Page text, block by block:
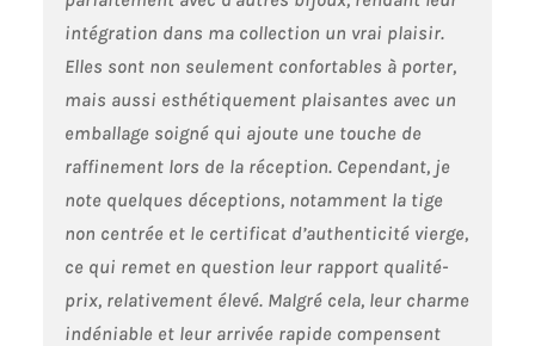
intégration dans ma collection un vrai plaisir.
Elles sont non seulement confortables à porter,
mais aussi esthétiquement plaisantes avec un
emballage soigné qui ajoute une touche de
raffinement lors de la réception. Cependant, je
note quelques déceptions, notamment la tige
non centrée et le certificat d’authenticité vierge,
ce qui remet en question leur rapport qualité-
prix, relativement élevé. Malgré cela, leur charme
indéniable et leur arrivée rapide compensent